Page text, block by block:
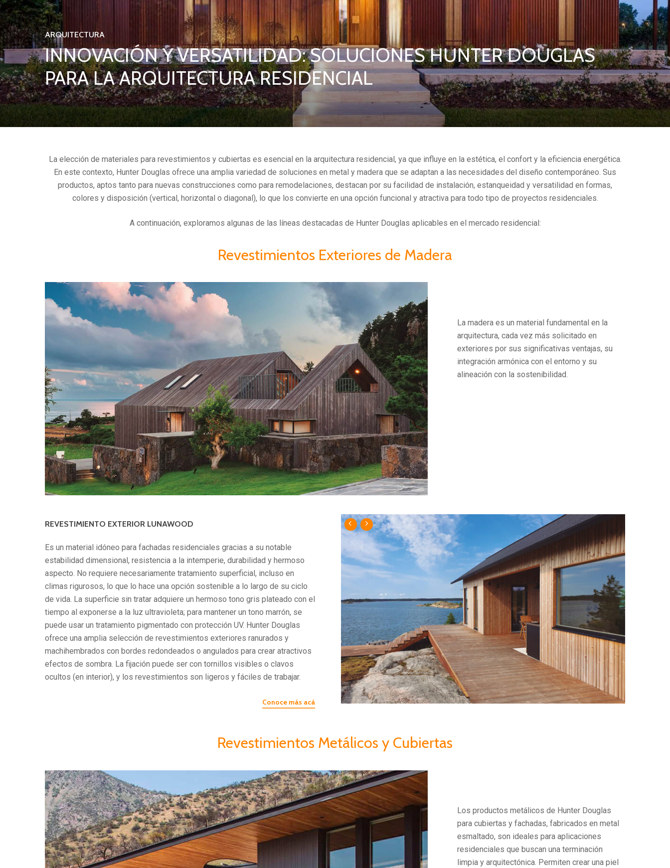
ARQUITECTURA
INNOVACIÓN Y VERSATILIDAD: SOLUCIONES HUNTER DOUGLAS
PARA LA ARQUITECTURA RESIDENCIAL
La elección de materiales para revestimientos y cubiertas es esencial en la arquitectura residencial, ya que influye en la estética, el confort y la eficiencia energética.
En este contexto, Hunter Douglas ofrece una amplia variedad de soluciones en metal y madera que se adaptan a las necesidades del diseño contemporáneo. Sus
productos, aptos tanto para nuevas construcciones como para remodelaciones, destacan por su facilidad de instalación, estanqueidad y versatilidad en formas,
colores y disposición (vertical, horizontal o diagonal), lo que los convierte en una opción funcional y atractiva para todo tipo de proyectos residenciales.
A continuación, exploramos algunas de las líneas destacadas de Hunter Douglas aplicables en el mercado residencial:
Revestimientos Exteriores de Madera
La madera es un material fundamental en la
arquitectura, cada vez más solicitado en
exteriores por sus significativas ventajas, su
integración armónica con el entorno y su
alineación con la sostenibilidad.
REVESTIMIENTO EXTERIOR LUNAWOOD
Es un material idóneo para fachadas residenciales gracias a su notable
estabilidad dimensional, resistencia a la intemperie, durabilidad y hermoso
aspecto. No requiere necesariamente tratamiento superficial, incluso en
climas rigurosos, lo que lo hace una opción sostenible a lo largo de su ciclo
de vida. La superficie sin tratar adquiere un hermoso tono gris plateado con el
tiempo al exponerse a la luz ultravioleta; para mantener un tono marrón, se
puede usar un tratamiento pigmentado con protección UV. Hunter Douglas
ofrece una amplia selección de revestimientos exteriores ranurados y
machihembrados con bordes redondeados o angulados para crear atractivos
efectos de sombra. La fijación puede ser con tornillos visibles o clavos
ocultos (en interior), y los revestimientos son ligeros y fáciles de trabajar.
Conoce más acá
Revestimientos Metálicos y Cubiertas
Los productos metálicos de Hunter Douglas
para cubiertas y fachadas, fabricados en metal
esmaltado, son ideales para aplicaciones
residenciales que buscan una terminación
limpia y arquitectónica. Permiten crear una piel